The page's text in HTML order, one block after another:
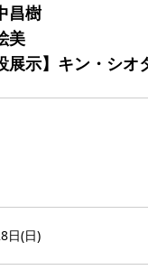
昌樹
美
展示】キン・シオ
日(日)